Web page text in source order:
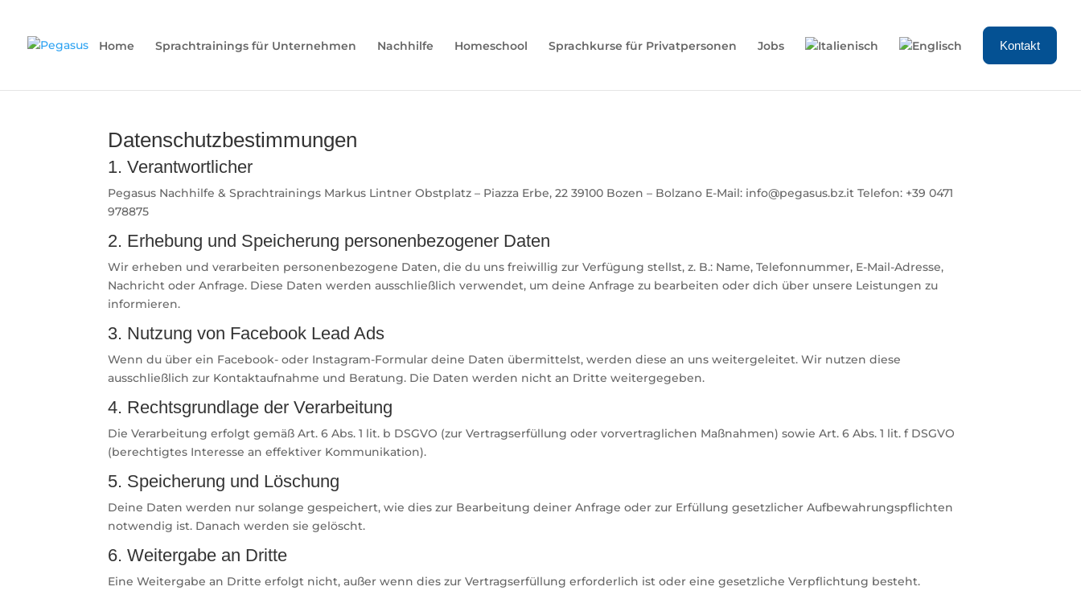
Home Sprachtrainings für Unternehmen Nachhilfe Homeschool Sprachkurse für Privatpersonen Jobs Kontakt
Datenschutzbestimmungen
1. Verantwortlicher
Pegasus Nachhilfe & Sprachtrainings Markus Lintner Obstplatz – Piazza Erbe, 22 39100 Bozen – Bolzano E-Mail: info@pegasus.bz.it Telefon: +39 0471
978875
2. Erhebung und Speicherung personenbezogener Daten
Wir erheben und verarbeiten personenbezogene Daten, die du uns freiwillig zur Verfügung stellst, z. B.: Name, Telefonnummer, E-Mail-Adresse,
Nachricht oder Anfrage. Diese Daten werden ausschließlich verwendet, um deine Anfrage zu bearbeiten oder dich über unsere Leistungen zu
informieren.
3. Nutzung von Facebook Lead Ads
Wenn du über ein Facebook- oder Instagram-Formular deine Daten übermittelst, werden diese an uns weitergeleitet. Wir nutzen diese
ausschließlich zur Kontaktaufnahme und Beratung. Die Daten werden nicht an Dritte weitergegeben.
4. Rechtsgrundlage der Verarbeitung
Die Verarbeitung erfolgt gemäß Art. 6 Abs. 1 lit. b DSGVO (zur Vertragserfüllung oder vorvertraglichen Maßnahmen) sowie Art. 6 Abs. 1 lit. f DSGVO
(berechtigtes Interesse an effektiver Kommunikation).
5. Speicherung und Löschung
Deine Daten werden nur solange gespeichert, wie dies zur Bearbeitung deiner Anfrage oder zur Erfüllung gesetzlicher Aufbewahrungspflichten
notwendig ist. Danach werden sie gelöscht.
6. Weitergabe an Dritte
Eine Weitergabe an Dritte erfolgt nicht, außer wenn dies zur Vertragserfüllung erforderlich ist oder eine gesetzliche Verpflichtung besteht.